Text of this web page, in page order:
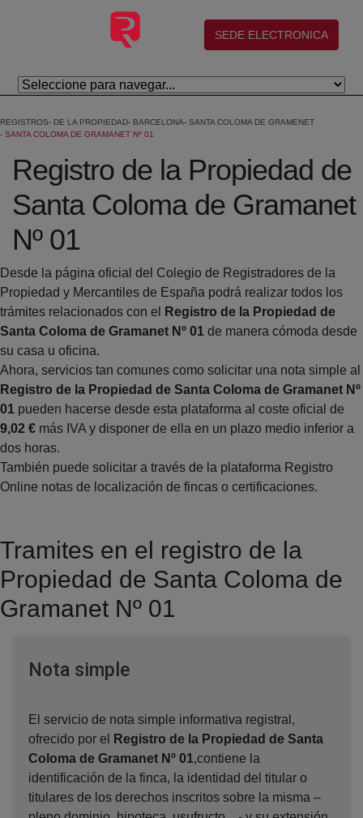
Skip to Main Content
(abre en nueva ventana)
SEDE ELECTRONICA
REGISTROS DE LA PROPIEDAD BARCELONA
SANTA COLOMA DE GRAMENET
SANTA COLOMA DE GRAMANET Nº 01
Registro de la Propiedad de
Santa Coloma de Gramanet
Nº 01
Desde la página oficial del Colegio de Registradores de la
Propiedad y Mercantiles de España podrá realizar todos los
trámites relacionados con el
Registro de la Propiedad de
Santa Coloma de Gramanet Nº 01 de manera cómoda desde
su casa u oficina.
Ahora, servicios tan comunes como solicitar una nota simple al
Registro de la Propiedad de Santa Coloma de Gramanet Nº
01 pueden hacerse desde esta plataforma al coste oficial de
9,02 € más IVA y disponer de ella en un plazo medio inferior a
dos horas.
También puede solicitar a través de la plataforma Registro
Online notas de localización de fincas o certificaciones.
Tramites en el registro de la
Propiedad de Santa Coloma de
Gramanet Nº 01
Nota simpleVentana nueva
El servicio de nota simple informativa registral,
ofrecido por el
Registro de la Propiedad de Santa
Coloma de Gramanet Nº 01,contiene la
identificación de la finca, la identidad del titular o
titulares de los derechos inscritos sobre la misma –